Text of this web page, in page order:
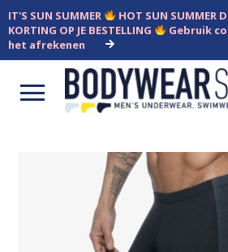
IT'S SUN SUMMER HOT SUN SUMMER
KORTING OP JE BESTELLING
Gebruik
het afrekenen
Open